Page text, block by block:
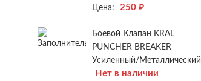
Цена:
250 ₽
Боевой Клапан KRAL
PUNCHER BREAKER
Усиленный/металлический
Нет в наличии